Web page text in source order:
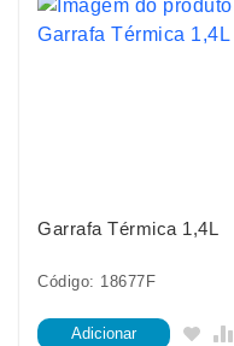
Garrafa Térmica 1,4L
Código: 18677F
Adicionar